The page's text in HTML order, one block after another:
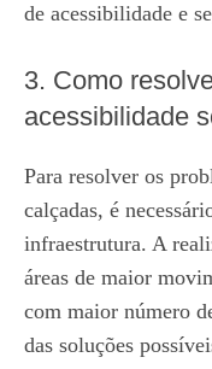
de acessibilidade e
3. Como
acessibilidade
Para resolver os
calçadas, é
infraestrutura. A
áreas de maior
com maior número
das soluções